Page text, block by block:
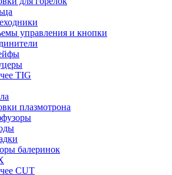
управления и кнопки
TIG
плазмотрона
балеринок
CUT